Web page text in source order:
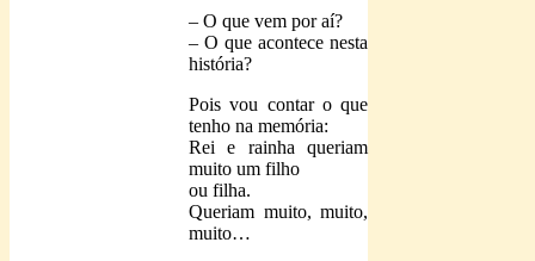
– O que vem por aí?
– O que acontece nesta
história?
Pois vou contar o que
tenho na memória:
Rei e rainha queriam
muito um filho
ou filha.
Queriam muito, muito,
muito…